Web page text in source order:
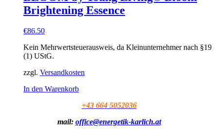
Brightening Essence
€86.50
Kein Mehrwertsteuerausweis, da Kleinunternehmer nach §19
(1) UStG.
zzgl. Versandkosten
In den Warenkorb
+43 664 5052036
mail: office@energetik-karlich.at